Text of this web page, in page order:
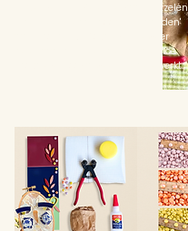
uitdenken, stukjes in elkaar puzzelen
- het is een echt 'hoofd uit, handen'
Mozaïeken is weer
helemaal hip! Leer hier alvast hoe
ook alweer precies werkt.